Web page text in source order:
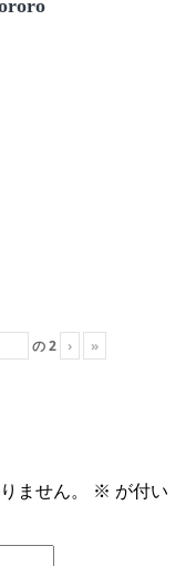
の2 › »
ません。 ※ が付い